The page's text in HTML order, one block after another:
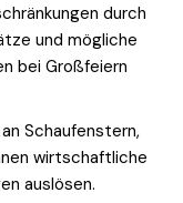
durch
und mögliche
bei Großfeiern
Schaufenstern,
wirtschaftliche
auslösen.